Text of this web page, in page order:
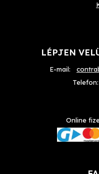
LÉPJEN
E-mail:
Telefon:
Online